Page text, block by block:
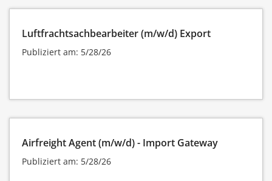
Luftfrachtsachbearbeiter (m/w/d) Export
Publiziert am: 5/28/26
Airfreight Agent (m/w/d) - Import Gateway
Publiziert am: 5/28/26